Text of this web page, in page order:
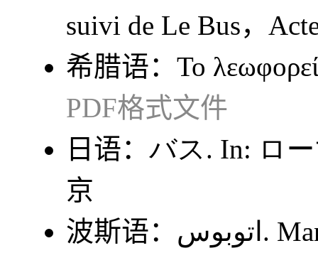
suivi de Le Bus，
希腊语： Το
PDF格式文件
日语： バス . In: ロ
京
波斯语： اتوبوس.